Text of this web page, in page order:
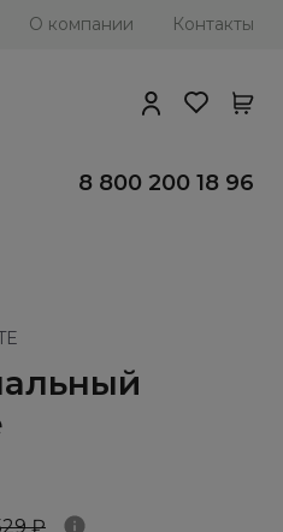
О компании Контакты
8 800 200 18 96
₽